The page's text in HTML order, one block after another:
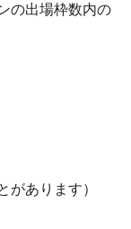
出場枠数内の
あります）